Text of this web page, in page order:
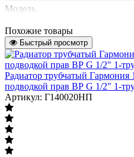
Модель
Тип подключения
Сторона подключения
Подключение к системе
Терморегулятор
Присоединение
элемента
Похожие товары
Быстрый просмотр
Радиатор трубчатый
подводкой прав ВР G 1/2" 1-
Артикул: Г140020НП